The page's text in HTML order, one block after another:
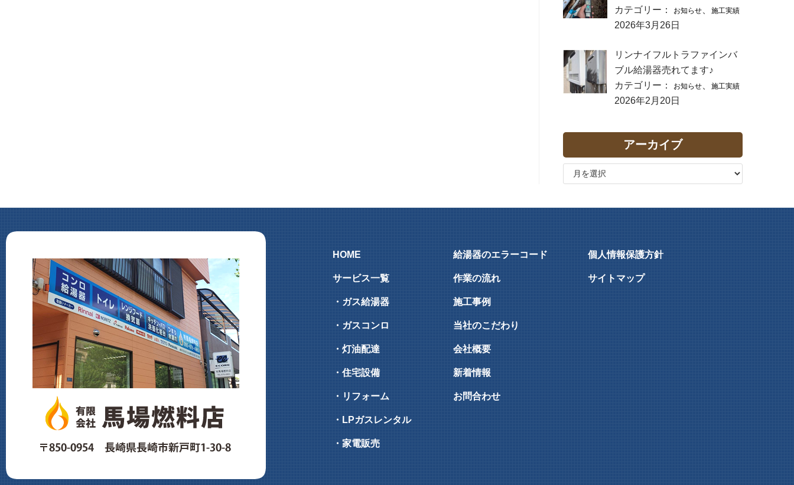
カテゴリー：
お知らせ 施工実績
2026年3月26日
リンナイフルトラファインバ
ブル給湯器売れてます♪
カテゴリー：
お知らせ 施工実績
2026年2月20日
アーカイブ
HOME
サービス一覧
・ガス給湯器
・ガスコンロ
・灯油配達
・住宅設備
・リフォーム
・LPガスレンタル
・家電販売
給湯器のエラーコード
作業の流れ
施工事例
当社のこだわり
会社概要
新着情報
お問合わせ
個人情報保護方針
サイトマップ